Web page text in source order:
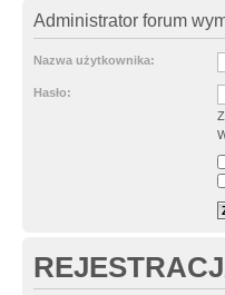
Administrator forum
Nazwa użytkownika:
Hasło: